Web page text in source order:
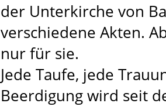
der Unterkirche von
verschiedene Akten.
nur für sie.
Jede Taufe, jede
Beerdigung wird seit